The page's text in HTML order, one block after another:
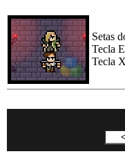
Setas
Tecla
Tecla